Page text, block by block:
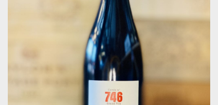
Politique de confidentialité
Politique de cookies (UE)
Validation de la commande